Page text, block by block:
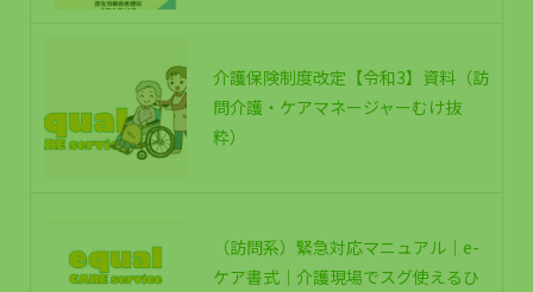
介護保険制度改定【令和3】資料（訪
問介護・ケアマネージャーむけ抜
粋）
（訪問系）緊急対応マニュアル｜e-
ケア書式｜介護現場でスグ使えるひ